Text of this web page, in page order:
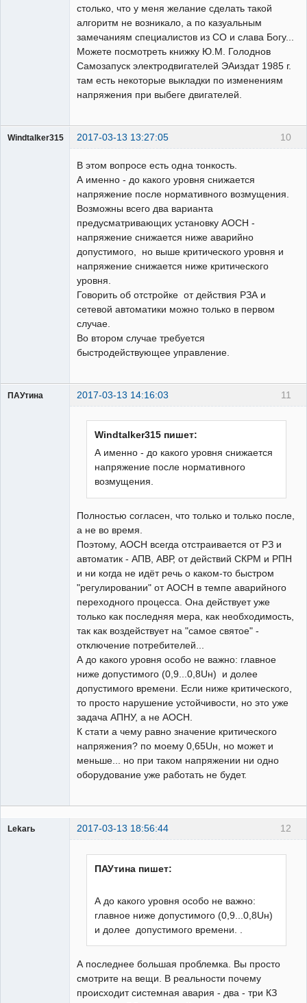
столько, что у меня желание сделать такой
алгоритм не возникало, а по казуальным
замечаниям специалистов из СО и слава Богу...
Можете посмотреть книжку Ю.М. Голоднов
Самозапуск электродвигателей ЭАиздат 1985 г.
там есть некоторые выкладки по изменениям
напряжения при выбеге двигателей.
10
Windtalker315 2017-03-13 13:27:05
В этом вопросе есть одна тонкость.
А именно - до какого уровня снижается
напряжение после нормативного возмущения.
Возможны всего два варианта
предусматривающих установку АОСН -
напряжение снижается ниже аварийно
допустимого, но выше критического уровня и
напряжение снижается ниже критического
уровня.
Говорить об отстройке от действия РЗА и
сетевой автоматики можно только в первом
случае.
Во втором случае требуется
быстродействующее управление.
11
ПАУтина 2017-03-13 14:16:03
Windtalker315 пишет:
А именно - до какого уровня снижается
напряжение после нормативного
возмущения.
Полностью согласен, что только и только после,
а не во время.
Поэтому, АОСН всегда отстраивается от РЗ и
автоматик - АПВ, АВР, от действий СКРМ и РПН
и ни когда не идёт речь о каком-то быстром
"регулировании" от АОСН в темпе аварийного
переходного процесса. Она действует уже
только как последняя мера, как необходимость,
так как воздействует на "самое святое" -
отключение потребителей...
А до какого уровня особо не важно: главное
ниже допустимого (0,9...0,8Uн) и долее
допустимого времени. Если ниже критического,
то просто нарушение устойчивости, но это уже
задача АПНУ, а не АОСН.
К стати а чему равно значение критического
напряжения? по моему 0,65Uн, но может и
меньше... но при таком напряжении ни одно
оборудование уже работать не будет.
12
Lekarь 2017-03-13 18:56:44
ПАУтина пишет:
А до какого уровня особо не важно:
главное ниже допустимого (0,9...0,8Uн)
и долее допустимого времени. .
А последнее большая проблемка. Вы просто
смотрите на вещи. В реальности почему
происходит системная авария - два - три КЗ